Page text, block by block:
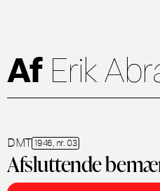
Af Erik
DMT 1946, nr. 03
Afsluttende